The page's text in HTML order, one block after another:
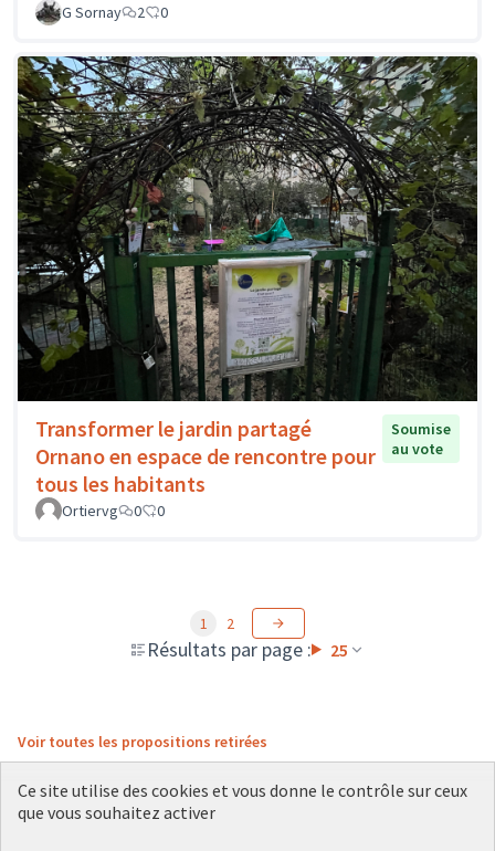
G Sornay 2 0
Transformer le jardin partagé
Ornano en espace de rencontre pour
tous les habitants
Soumise
au vote
Ortiervg 0 0
Résultats par page : 25
1 2
Voir toutes les propositions retirées
Ce site utilise des cookies et vous donne le contrôle sur ceux
que vous souhaitez activer